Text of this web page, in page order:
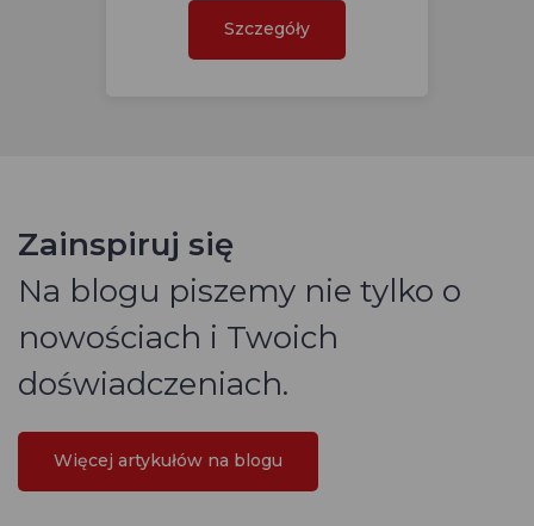
Szczegóły
Zainspiruj się
Na blogu piszemy nie tylko o
nowościach i Twoich
doświadczeniach.
Więcej artykułów na blogu